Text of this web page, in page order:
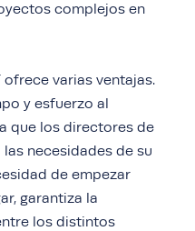
complejos en
varias ventajas.
y esfuerzo al
que los directores de
necesidades de su
de empezar
garantiza la
los distintos